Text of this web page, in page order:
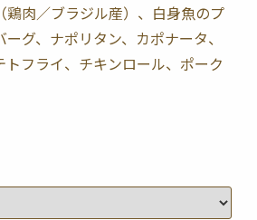
鶏肉／ブラジル産）、白身魚のプ
グ、ナポリタン、カポナータ、
トフライ、チキンロール、ポーク